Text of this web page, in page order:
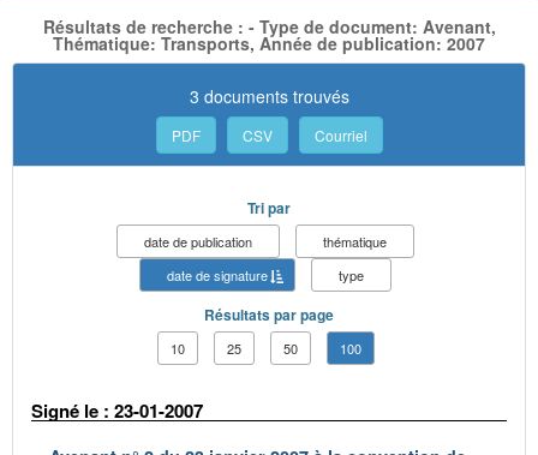
Résultats de recherche : - Type de document: Avenant,
Thématique: Transports, Année de publication: 2007
3 documents trouvés
PDF CSV Courriel
Tri par
date de publication
thématique
date de signature
type
Résultats par page
10 25 50 100
Signé le : 23-01-2007